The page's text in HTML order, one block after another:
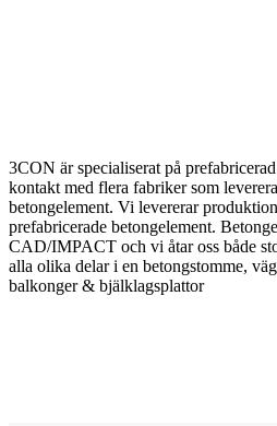
3CON är specialiserat på
kontakt med flera fabriker som
betongelement. Vi levererar
prefabricerade betongelement.
CAD/IMPACT och vi åtar oss både
alla olika delar i en betongstomme,
balkonger & bjälklagsplattor